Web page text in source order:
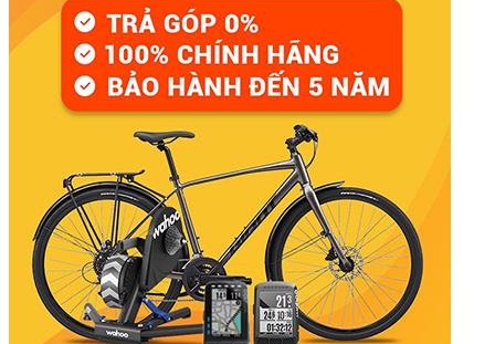
Moay ơ
Vành xe (Niềng)
Săm xe (Ruột xe)
Lốp xe (Vỏ xe)
Nan hoa (Căm)
HỆ THỐNG LÁI
Ghi đông (Tay lái)
Pô tăng
Cổ phuộc
Phuộc (Giảm xóc)
HỆ THỐNG PHANH
Bộ phanh / Cụm phanh
Tay phanh / Dây
Má phanh
Đĩa phanh
Phụ kiện phanh
PHỤ TÙNG KHÁC…